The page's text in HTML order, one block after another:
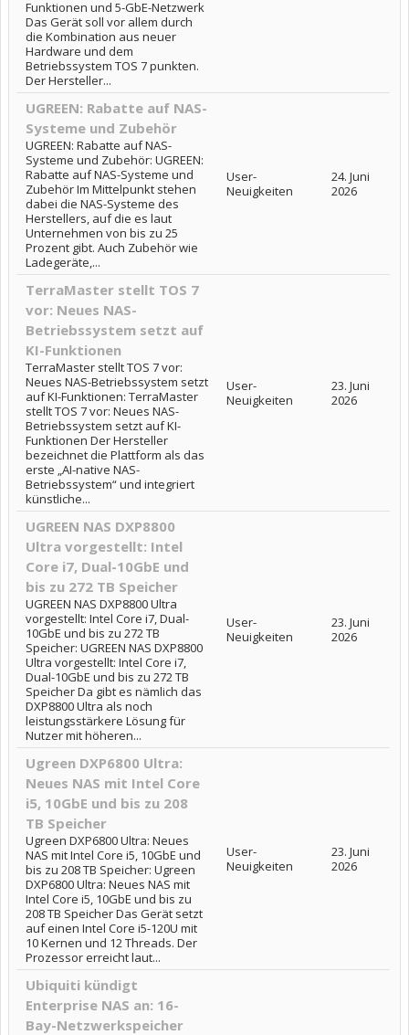
Funktionen und 5-GbE-Netzwerk
Das Gerät soll vor allem durch
die Kombination aus neuer
Hardware und dem
Betriebssystem TOS 7 punkten.
Der Hersteller...
UGREEN: Rabatte auf NAS-
Systeme und Zubehör
UGREEN: Rabatte auf NAS-
Systeme und Zubehör: UGREEN:
Rabatte auf NAS-Systeme und
Zubehör Im Mittelpunkt stehen
dabei die NAS-Systeme des
Herstellers, auf die es laut
Unternehmen von bis zu 25
Prozent gibt. Auch Zubehör wie
Ladegeräte,...
User-
Neuigkeiten
24. Juni
2026
TerraMaster stellt TOS 7
vor: Neues NAS-
Betriebssystem setzt auf
KI-Funktionen
TerraMaster stellt TOS 7 vor:
Neues NAS-Betriebssystem setzt
auf KI-Funktionen: TerraMaster
stellt TOS 7 vor: Neues NAS-
Betriebssystem setzt auf KI-
Funktionen Der Hersteller
bezeichnet die Plattform als das
erste „AI-native NAS-
Betriebssystem“ und integriert
künstliche...
User-
Neuigkeiten
23. Juni
2026
UGREEN NAS DXP8800
Ultra vorgestellt: Intel
Core i7, Dual-10GbE und
bis zu 272 TB Speicher
UGREEN NAS DXP8800 Ultra
vorgestellt: Intel Core i7, Dual-
10GbE und bis zu 272 TB
Speicher: UGREEN NAS DXP8800
Ultra vorgestellt: Intel Core i7,
Dual-10GbE und bis zu 272 TB
Speicher Da gibt es nämlich das
DXP8800 Ultra als noch
leistungsstärkere Lösung für
Nutzer mit höheren...
User-
Neuigkeiten
23. Juni
2026
Ugreen DXP6800 Ultra:
Neues NAS mit Intel Core
i5, 10GbE und bis zu 208
TB Speicher
Ugreen DXP6800 Ultra: Neues
NAS mit Intel Core i5, 10GbE und
bis zu 208 TB Speicher: Ugreen
DXP6800 Ultra: Neues NAS mit
Intel Core i5, 10GbE und bis zu
208 TB Speicher Das Gerät setzt
auf einen Intel Core i5-120U mit
10 Kernen und 12 Threads. Der
Prozessor erreicht laut...
User-
Neuigkeiten
23. Juni
2026
Ubiquiti kündigt
Enterprise NAS an: 16-
Bay-Netzwerkspeicher